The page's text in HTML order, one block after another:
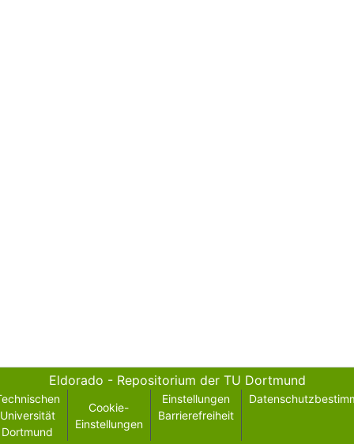
Eldorado - Repositorium der TU Dortmund
Universität
Dortmund
Cookie-
Einstellungen
Einstellungen
Barrierefreiheit